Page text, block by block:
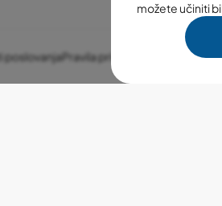
možete učiniti
poslovanjaPravila privatnosti Postavke